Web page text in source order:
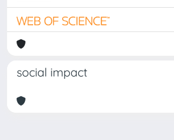
social impact